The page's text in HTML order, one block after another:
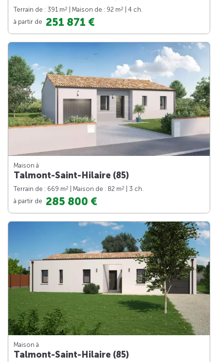
Terrain de : 391 m2 | Maison de : 92 m2
| 4 ch.
à partir de 251 871 €
Maison à
Talmont-Saint-Hilaire (85)
Terrain de : 669 m2 | Maison de : 82 m2
| 3 ch.
à partir de 285 800 €
Maison à
Talmont-Saint-Hilaire (85)